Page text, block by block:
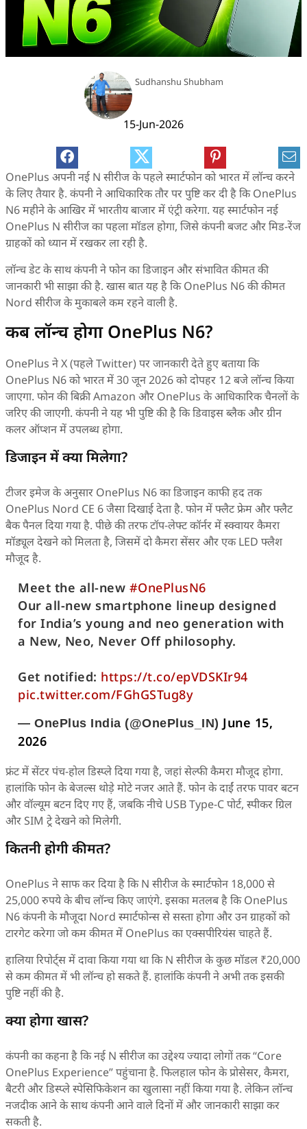
Sudhanshu Shubham
15-Jun-2026
OnePlus अपनी नई N सीरीज के पहले स्मार्टफोन को भारत में लॉन्च करने
के लिए तैयार है. कंपनी ने आधिकारिक तौर पर पुष्टि कर दी है कि OnePlus
N6 महीने के आखिर में भारतीय बाजार में एंट्री करेगा. यह स्मार्टफोन नई
OnePlus N सीरीज का पहला मॉडल होगा, जिसे कंपनी बजट और मिड-रेंज
ग्राहकों को ध्यान में रखकर ला रही है.
लॉन्च डेट के साथ कंपनी ने फोन का डिजाइन और संभावित कीमत की
जानकारी भी साझा की है. खास बात यह है कि OnePlus N6 की कीमत
Nord सीरीज के मुकाबले कम रहने वाली है.
कब लॉन्च होगा OnePlus N6?
OnePlus ने X (पहले Twitter) पर जानकारी देते हुए बताया कि
OnePlus N6 को भारत में 30 जून 2026 को दोपहर 12 बजे लॉन्च किया
जाएगा. फोन की बिक्री Amazon और OnePlus के आधिकारिक चैनलों के
जरिए की जाएगी. कंपनी ने यह भी पुष्टि की है कि डिवाइस ब्लैक और ग्रीन
कलर ऑप्शन में उपलब्ध होगा.
डिजाइन में क्या मिलेगा?
टीजर इमेज के अनुसार OnePlus N6 का डिजाइन काफी हद तक
OnePlus Nord CE 6 जैसा दिखाई देता है. फोन में फ्लैट फ्रेम और फ्लैट
बैक पैनल दिया गया है. पीछे की तरफ टॉप-लेफ्ट कॉर्नर में स्क्वायर कैमरा
मॉड्यूल देखने को मिलता है, जिसमें दो कैमरा सेंसर और एक LED फ्लैश
मौजूद है.
Meet the all-new #OnePlusN6
Our all-new smartphone lineup designed
for India’s young and neo generation with
a New, Neo, Never Off philosophy.
Get notified: https://t.co/epVDSKIr94
pic.twitter.com/FGhGSTug8y
— OnePlus India (@OnePlus_IN) June 15,
2026
फ्रंट में सेंटर पंच-होल डिस्प्ले दिया गया है, जहां सेल्फी कैमरा मौजूद होगा.
हालांकि फोन के बेजल्स थोड़े मोटे नजर आते हैं. फोन के दाईं तरफ पावर बटन
और वॉल्यूम बटन दिए गए हैं, जबकि नीचे USB Type-C पोर्ट, स्पीकर ग्रिल
और SIM ट्रे देखने को मिलेगी.
कितनी होगी कीमत?
OnePlus ने साफ कर दिया है कि N सीरीज के स्मार्टफोन 18,000 से
25,000 रुपये के बीच लॉन्च किए जाएंगे. इसका मतलब है कि OnePlus
N6 कंपनी के मौजूदा Nord स्मार्टफोन्स से सस्ता होगा और उन ग्राहकों को
टारगेट करेगा जो कम कीमत में OnePlus का एक्सपीरियंस चाहते हैं.
हालिया रिपोर्ट्स में दावा किया गया था कि N सीरीज के कुछ मॉडल ₹20,000
से कम कीमत में भी लॉन्च हो सकते हैं. हालांकि कंपनी ने अभी तक इसकी
पुष्टि नहीं की है.
क्या होगा खास?
कंपनी का कहना है कि नई N सीरीज का उद्देश्य ज्यादा लोगों तक “Core
OnePlus Experience” पहुंचाना है. फिलहाल फोन के प्रोसेसर, कैमरा,
बैटरी और डिस्प्ले स्पेसिफिकेशन का खुलासा नहीं किया गया है. लेकिन लॉन्च
नजदीक आने के साथ कंपनी आने वाले दिनों में और जानकारी साझा कर
सकती है.